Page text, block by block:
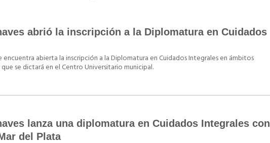
abrió la inscripción a la Diplomatura en Cuidados
abierta la inscripción a la Diplomatura en Cuidados Integrales en ámbitos
se dictará en el Centro Universitario municipal.
lanza una diplomatura en Cuidados Integrales con
del Plata